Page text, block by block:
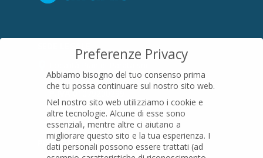
16015 Casella (GE) – Italy
01079200299
PRODOTTI
Preferenze Privacy
Abbiamo bisogno del tuo consenso prima
che tu possa continuare sul nostro sito web.
Nel nostro sito web utilizziamo i cookie e
altre tecnologie. Alcune di esse sono
essenziali, mentre altre ci aiutano a
migliorare questo sito e la tua esperienza. I
dati personali possono essere trattati (ad